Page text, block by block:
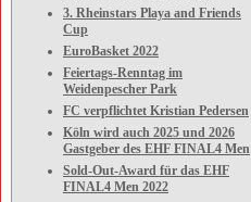
3. Rheinstars Playa and Friends
Cup
EuroBasket 2022
Feiertags-Renntag im
Weidenpescher Park
FC verpflichtet Kristian Pedersen
Köln wird auch 2025 und 2026
Gastgeber des EHF FINAL4 Men
Sold-Out-Award für das EHF
FINAL4 Men 2022